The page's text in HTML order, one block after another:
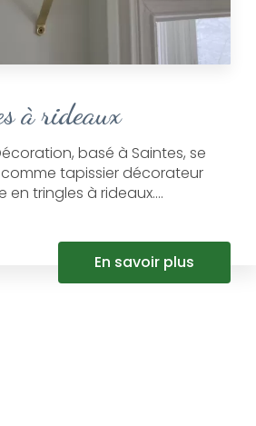
à rideaux
basé à Saintes, se
tapissier décorateur
en tringles à rideaux....
En savoir plus